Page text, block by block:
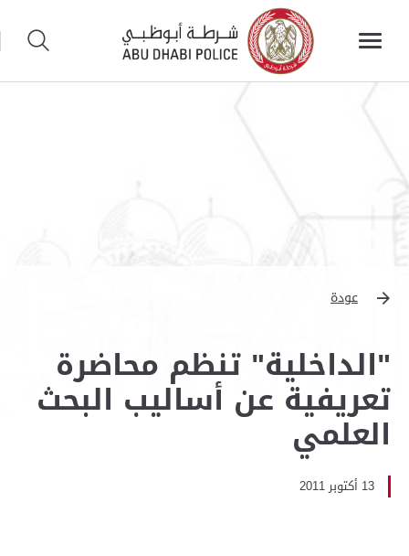
عودة
"الداخلية" تنظم محاضرة
تعريفية عن أساليب البحث
العلمي
13 أكتوبر 2011